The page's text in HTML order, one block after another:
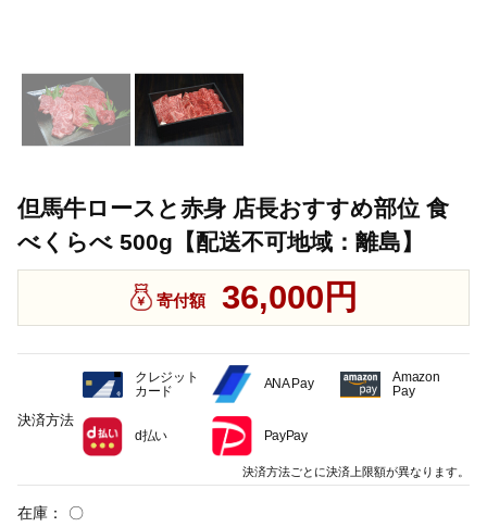
但馬牛ロースと赤身 店長おすすめ部位 食
べくらべ 500g【配送不可地域：離島】
寄付額 36,000円
在庫： 〇
決済方法
クレジット
カード
ANA Pay
Amazon
Pay
d払い PayPay
決済方法ごとに決済上限額が異なります。